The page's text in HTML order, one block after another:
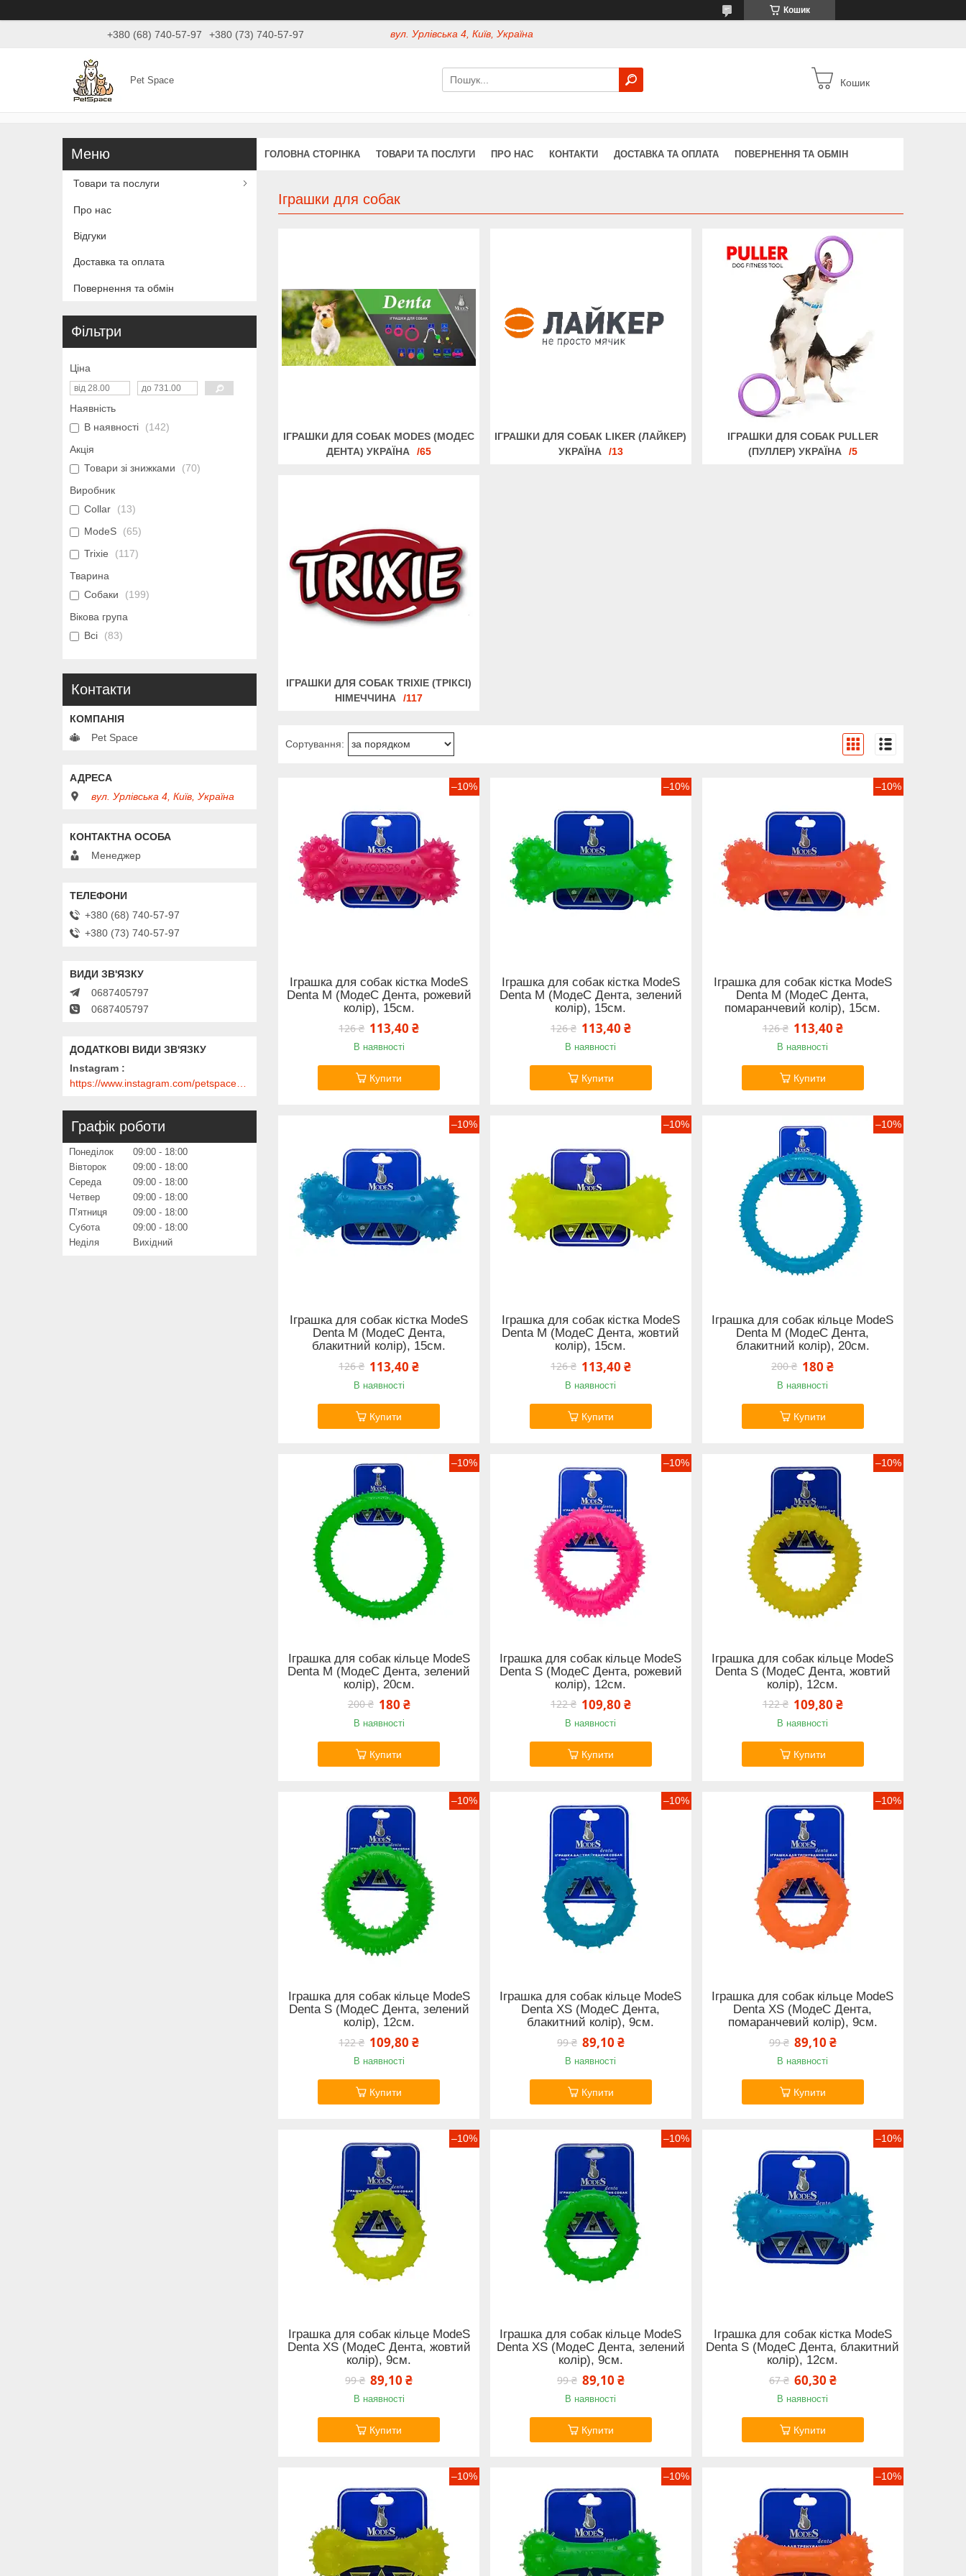
Кошик
+380 (68) 740-57-97 +380 (73) 740-57-97 вул. Урлівська 4, Київ, Україна
Pet Space Кошик
ГОЛОВНА СТОРІНКА ТОВАРИ ТА ПОСЛУГИ ПРО НАС КОНТАКТИ ДОСТАВКА ТА ОПЛАТА ПОВЕРНЕННЯ ТА ОБМІН
Іграшки для собак
ІГРАШКИ ДЛЯ СОБАК MODES (МОДЕC
ДЕНТА) УКРАЇНА
65
ІГРАШКИ ДЛЯ СОБАК LIKER (ЛАЙКЕР)
УКРАЇНА
13
ІГРАШКИ ДЛЯ СОБАК PULLER
(ПУЛЛЕР) УКРАЇНА
5
ІГРАШКИ ДЛЯ СОБАК TRIXIE (ТРІКСІ)
НІМЕЧЧИНА
117
–10%
Іграшка для собак кістка ModeS
Denta M (МодеС Дента, рожевий
колір), 15см.
126 ₴ 113,40 ₴
В наявності
Купити
–10%
Іграшка для собак кістка ModeS
Denta M (МодеС Дента, зелений
колір), 15см.
126 ₴ 113,40 ₴
В наявності
Купити
–10%
Іграшка для собак кістка ModeS
Denta M (МодеС Дента,
помаранчевий колір), 15см.
126 ₴ 113,40 ₴
В наявності
Купити
–10%
Іграшка для собак кістка ModeS
Denta M (МодеС Дента,
блакитний колір), 15см.
126 ₴ 113,40 ₴
В наявності
Купити
–10%
Іграшка для собак кістка ModeS
Denta M (МодеС Дента, жовтий
колір), 15см.
126 ₴ 113,40 ₴
В наявності
Купити
–10%
Іграшка для собак кільце ModeS
Denta M (МодеС Дента,
блакитний колір), 20см.
200 ₴ 180 ₴
В наявності
Купити
–10%
Іграшка для собак кільце ModeS
Denta M (МодеС Дента, зелений
колір), 20см.
200 ₴ 180 ₴
В наявності
Купити
–10%
Іграшка для собак кільце ModeS
Denta S (МодеС Дента, рожевий
колір), 12см.
122 ₴ 109,80 ₴
В наявності
Купити
–10%
Іграшка для собак кільце ModeS
Denta S (МодеС Дента, жовтий
колір), 12см.
122 ₴ 109,80 ₴
В наявності
Купити
–10%
Іграшка для собак кільце ModeS
Denta S (МодеС Дента, зелений
колір), 12см.
122 ₴ 109,80 ₴
В наявності
Купити
–10%
Іграшка для собак кільце ModeS
Denta XS (МодеС Дента,
блакитний колір), 9см.
99 ₴ 89,10 ₴
В наявності
Купити
–10%
Іграшка для собак кільце ModeS
Denta XS (МодеС Дента,
помаранчевий колір), 9см.
99 ₴ 89,10 ₴
В наявності
Купити
–10%
Іграшка для собак кільце ModeS
Denta XS (МодеС Дента, жовтий
колір), 9см.
99 ₴ 89,10 ₴
В наявності
Купити
–10%
Іграшка для собак кільце ModeS
Denta XS (МодеС Дента, зелений
колір), 9см.
99 ₴ 89,10 ₴
В наявності
Купити
–10%
Іграшка для собак кістка ModeS
Denta S (МодеС Дента, блакитний
колір), 12см.
67 ₴ 60,30 ₴
В наявності
Купити
–10% –10% –10%
Товари та послуги
Про нас
Відгуки
Доставка та оплата
Повернення та обмін
Фільтри
Ціна
Наявність
В наявності
142
Акція
Товари зі знижками
70
Виробник
Collar
13
ModeS
65
Trixie
117
Тварина
Собаки
199
Вікова група
Всі
83
Контакти
Pet Space
вул. Урлівська 4, Київ, Україна
Менеджер
+380 (68) 740-57-97
+380 (73) 740-57-97
0687405797
0687405797
Instagram
Графік роботи
Понеділок 09:00
18:00
Вівторок
09:00
18:00
Середа
09:00
18:00
Четвер
09:00
18:00
Пʼятниця
09:00
18:00
Субота
09:00
18:00
Неділя
Вихідний